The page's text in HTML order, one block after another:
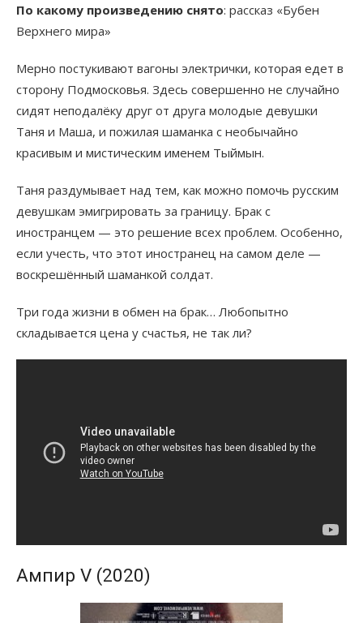
По какому произведению снято: рассказ «Бубен
Верхнего мира»
Мерно постукивают вагоны электрички, которая едет в
сторону Подмосковья. Здесь совершенно не случайно
сидят неподалёку друг от друга молодые девушки
Таня и Маша, и пожилая шаманка с необычайно
красивым и мистическим именем Тыймын.
Таня раздумывает над тем, как можно помочь русским
девушкам эмигрировать за границу. Брак с
иностранцем — это решение всех проблем. Особенно,
если учесть, что этот иностранец на самом деле —
воскрешённый шаманкой солдат.
Три года жизни в обмен на брак… Любопытно
складывается цена у счастья, не так ли?
Ампир V (2020)